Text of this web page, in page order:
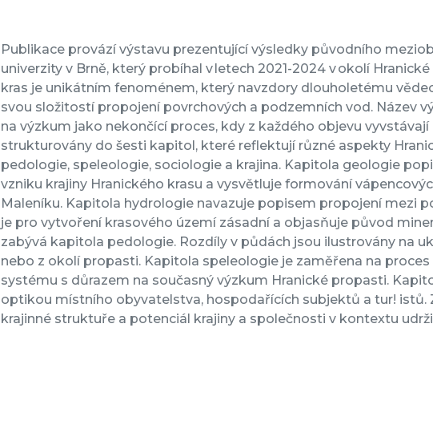
Publikace provází výstavu prezentující výsledky původního
univerzity v Brně, který probíhal v letech 2021-2024 v okolí
kras je unikátním fenoménem, který navzdory dlouholetému
svou složitostí propojení povrchových a podzemních vod. Název
na výzkum jako nekončící proces, kdy z každého objevu
strukturovány do šesti kapitol, které reflektují různé aspekty
pedologie, speleologie, sociologie a krajina. Kapitola geologie
vzniku krajiny Hranického krasu a vysvětluje formování
Maleníku. Kapitola hydrologie navazuje popisem propojení mezi
je pro vytvoření krasového území zásadní a objasňuje původ
zabývá kapitola pedologie. Rozdíly v půdách jsou ilustrovány na
nebo z okolí propasti. Kapitola speleologie je zaměřena na
systému s důrazem na současný výzkum Hranické propasti.
optikou místního obyvatelstva, hospodařících subjektů a tur! istů.
krajinné struktuře a potenciál krajiny a společnosti v kontextu